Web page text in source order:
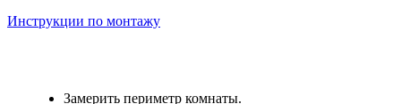
Инструкции по монтажу
Замерить периметр комнаты.